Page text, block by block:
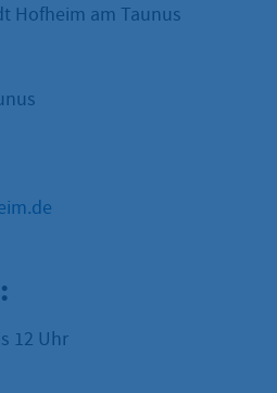
Hofheim am Taunus
12 Uhr